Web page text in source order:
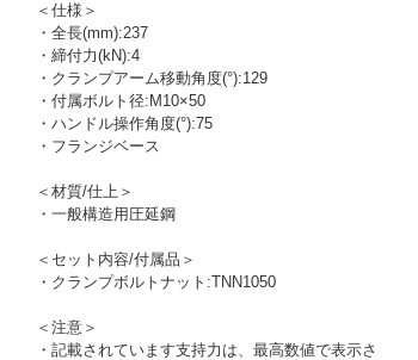
＜仕様＞
・全長(mm):237
・締付力(kN):4
・クランプアーム移動角度(°):129
・付属ボルト径:M10×50
・ハンドル操作角度(°):75
・フランジベース
＜材質/仕上＞
・一般構造用圧延鋼
＜セット内容/付属品＞
・クランプボルトナット:TNN1050
＜注意＞
・記載されています支持力は、最高数値で表示さ